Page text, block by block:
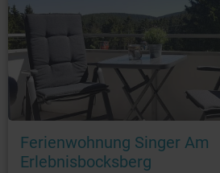
Ferienwohnung Singer Am
Erlebnisbocksberg